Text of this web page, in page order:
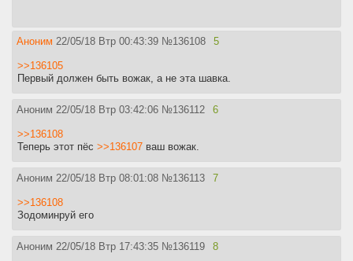
Аноним 22/05/18 Втр 00:43:39 №136108 5
>>136105
Первый должен быть вожак, а не эта шавка.
Аноним 22/05/18 Втр 03:42:06 №136112 6
>>136108
Теперь этот пёс >>136107 ваш вожак.
Аноним 22/05/18 Втр 08:01:08 №136113 7
>>136108
Зодоминруй его
Аноним 22/05/18 Втр 17:43:35 №136119 8